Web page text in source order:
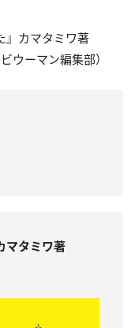
』カマタミワ著
ウーマン編集部）
マタミワ著